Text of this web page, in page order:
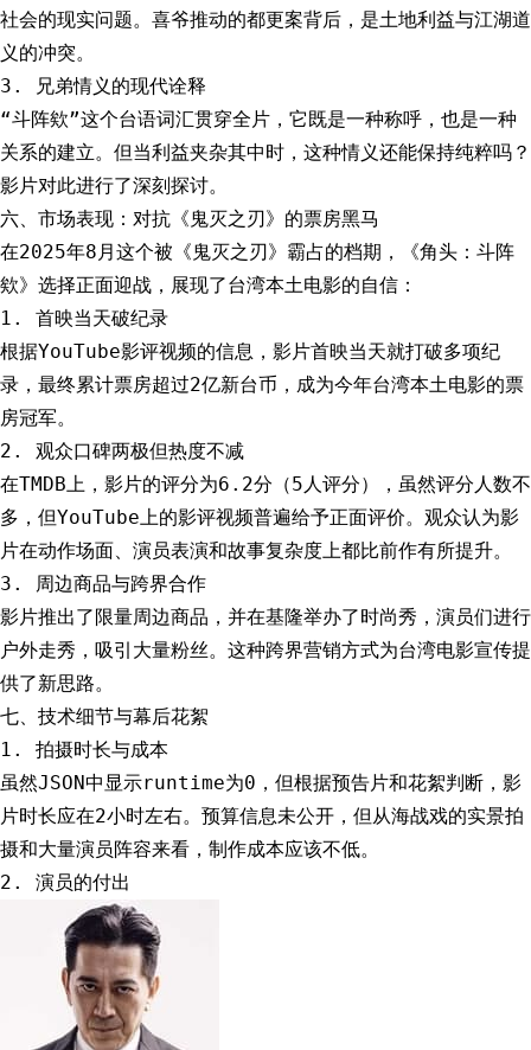
社会的现实问题。喜爷推动的都更案背后，是土地利益与江湖道
义的冲突。
3. 兄弟情义的现代诠释
“斗阵欸”这个台语词汇贯穿全片，它既是一种称呼，也是一种
关系的建立。但当利益夹杂其中时，这种情义还能保持纯粹吗？
影片对此进行了深刻探讨。
六、市场表现：对抗《鬼灭之刃》的票房黑马
在2025年8月这个被《鬼灭之刃》霸占的档期，《角头：斗阵
欸》选择正面迎战，展现了台湾本土电影的自信：
1. 首映当天破纪录
根据YouTube影评视频的信息，影片首映当天就打破多项纪
录，最终累计票房超过2亿新台币，成为今年台湾本土电影的票
房冠军。
2. 观众口碑两极但热度不减
在TMDB上，影片的评分为6.2分（5人评分），虽然评分人数不
多，但YouTube上的影评视频普遍给予正面评价。观众认为影
片在动作场面、演员表演和故事复杂度上都比前作有所提升。
3. 周边商品与跨界合作
影片推出了限量周边商品，并在基隆举办了时尚秀，演员们进行
户外走秀，吸引大量粉丝。这种跨界营销方式为台湾电影宣传提
供了新思路。
七、技术细节与幕后花絮
1. 拍摄时长与成本
虽然JSON中显示runtime为0，但根据预告片和花絮判断，影
片时长应在2小时左右。预算信息未公开，但从海战戏的实景拍
摄和大量演员阵容来看，制作成本应该不低。
2. 演员的付出